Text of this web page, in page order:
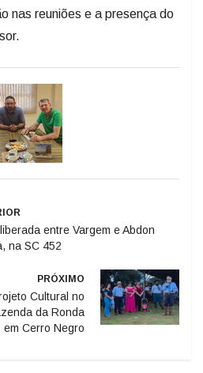
nas reuniões e a presença do
entre Vargem e Abdon
na SC 452
PRÓXIMO
Cultural no
da Ronda
em Cerro Negro